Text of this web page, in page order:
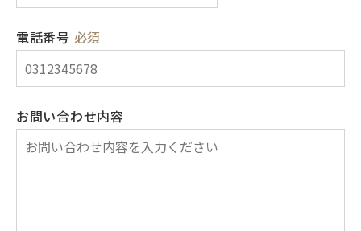
電話番号 必須
お問い合わせ内容